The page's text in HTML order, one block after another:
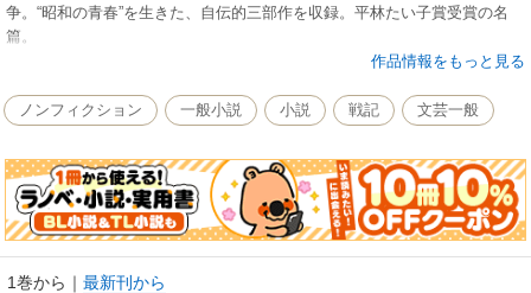
争。“昭和の青春”を生きた、自伝的三部作を収録。平林たい子賞受賞の名
篇。
作品情報をもっと見る
ノンフィクション 一般小説 小説 戦記 文芸一般
1巻から ｜ 最新刊から